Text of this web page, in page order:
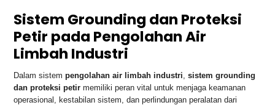
Sistem Grounding dan Proteksi
Petir pada Pengolahan Air
Limbah Industri
Dalam sistempengolahan air limbah industri ,sistem grounding
dan proteksi petir memiliki peran vital untuk menjaga keamanan
operasional, kestabilan sistem, dan perlindungan peralatan dari